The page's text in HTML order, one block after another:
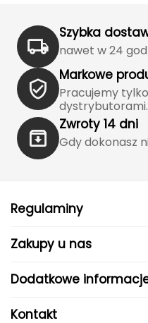
Hanwag
Hoka
Hydrapak
Hydro Flask
Szybka
nawet w 24
Markowe
Pracujemy
dystrybutorami.
Zwroty 14 dni
Gdy dokonasz
Regulaminy
Zakupy u nas
Dodatkowe
Kontakt